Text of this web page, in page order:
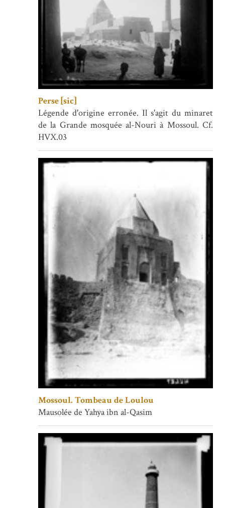
Perse [sic]
Légende d'origine erronée. Il s'agit du minaret
de la Grande mosquée al-Nouri à Mossoul. Cf.
HVX.03
Mossoul. Tombeau de Loulou
Mausolée de Yahya ibn al-Qasim